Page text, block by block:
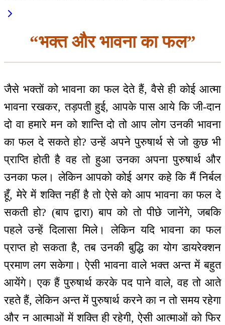
“भक्त और भावना का फल”
जैसे भक्तों को भावना का फल देते हैं, वैसे ही कोई आत्मा
भावना रखकर, तड़पती हुई, आपके पास आये कि जी-दान
दो वा हमारे मन को शान्ति दो तो आप लोग उनकी भावना
का फल दे सकते हो? उन्हें अपने पुरुषार्थ से जो कुछ भी
प्राप्ति होती है वह तो हुआ उनका अपना पुरुषार्थ और
उनका फल। लेकिन आपको कोई अगर कहे कि मैं निर्बल
हूँ, मेरे में शक्ति नहीं है तो ऐसे को आप भावना का फल दे
सकती हो? (बाप द्वारा) बाप को तो पीछे जानेंगे, जबकि
पहले उन्हें दिलासा मिले। लेकिन यदि भावना का फल
प्राप्त हो सकता है, तब उनकी बुद्धि का योग डायरेक्शन
प्रमाण लग सकेगा। ऐसी भावना वाले भक्त अन्त में बहुत
आयेंगे। एक हैं पुरुषार्थ करके पद पाने वाले, वह तो आते
रहते हैं, लेकिन अन्त में पुरुषार्थ करने का न तो समय रहेगा
और न आत्माओं में शक्ति ही रहेगी, ऐसी आत्माओं को फिर